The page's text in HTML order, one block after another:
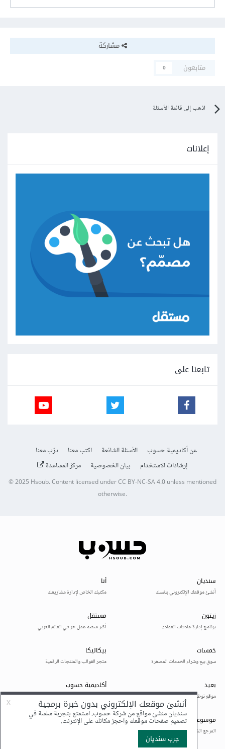
مشاركة
متابعون
0
اذهب إلى قائمة الأسئلة
إعلانات
تابعنا على
عن أكاديمية حسوب الأسئلة الشائعة اكتب معنا
درّب معنا
إرشادات الاستخدام
بيان الخصوصية مركز المساعدة
© 2025Hsoub.Content licensed underCC BY-NC-SA 4.0unless mentioned
otherwise.